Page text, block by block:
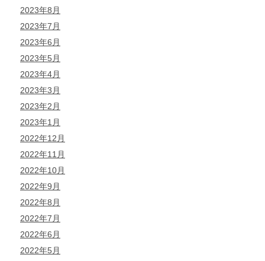
2023年8月
2023年7月
2023年6月
2023年5月
2023年4月
2023年3月
2023年2月
2023年1月
2022年12月
2022年11月
2022年10月
2022年9月
2022年8月
2022年7月
2022年6月
2022年5月